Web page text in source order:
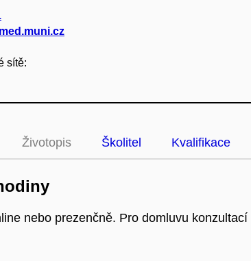
sítě:
Životopis Školitel Kvalifikace
nebo prezenčně. Pro domluvu